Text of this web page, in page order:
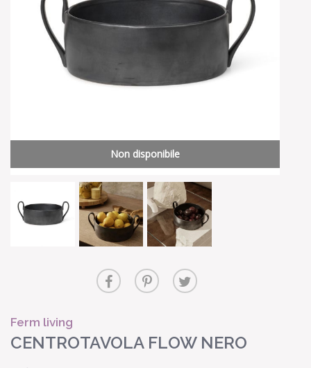
Non disponibile
Ferm living
CENTROTAVOLA FLOW NERO